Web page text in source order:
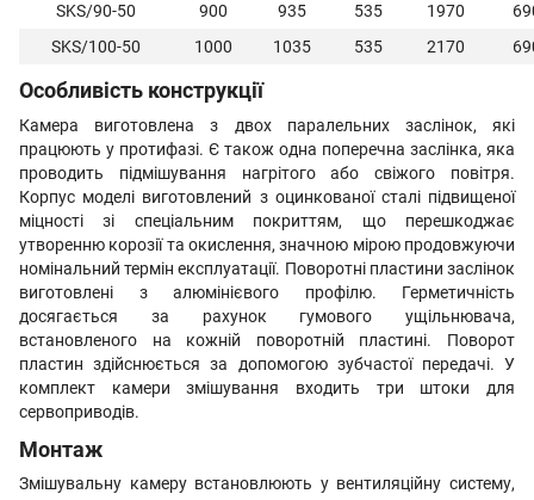
SKS/90-50
900 935 535 1970
SKS/100-50
1000 1035 535 2170
Особливість конструкції
Камера виготовлена ​​з двох паралельних заслінок, які
працюють у протифазі. Є також одна поперечна заслінка, яка
проводить підмішування нагрітого або свіжого повітря.
Корпус моделі виготовлений з оцинкованої сталі підвищеної
міцності зі спеціальним покриттям, що перешкоджає
утворенню корозії та окислення, значною мірою продовжуючи
номінальний термін експлуатації. Поворотні пластини заслінок
виготовлені з алюмінієвого профілю. Герметичність
досягається за рахунок гумового ущільнювача,
встановленого на кожній поворотній пластині. Поворот
пластин здійснюється за допомогою зубчастої передачі. У
комплект камери змішування входить три штоки для
сервоприводів.
Монтаж
Змішувальну камеру встановлюють у вентиляційну систему,